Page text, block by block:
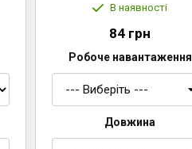
В наявності
84 грн
Робоче навантаження
Довжина